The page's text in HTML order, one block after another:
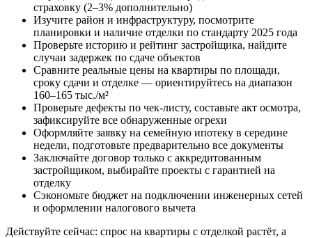
страховку (2–3% дополнительно)
Изучите район и инфраструктуру, посмотрите
планировки и наличие отделки по стандарту 2025 года
Проверьте историю и рейтинг застройщика, найдите
случаи задержек по сдаче объектов
Сравните реальные цены на квартиры по площади,
сроку сдачи и отделке — ориентируйтесь на диапазон
160–165 тыс./м²
Проверьте дефекты по чек-листу, составьте акт осмотра,
зафиксируйте все обнаруженные огрехи
Оформляйте заявку на семейную ипотеку в середине
недели, подготовьте предварительно все документы
Заключайте договор только с аккредитованным
застройщиком, выбирайте проекты с гарантией на
отделку
Сэкономьте бюджет на подключении инженерных сетей
и оформлении налогового вычета
Действуйте сейчас: спрос на квартиры с отделкой растёт, а